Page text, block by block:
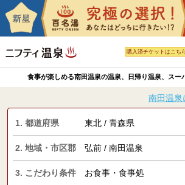
購入済チケットはこち
食事が楽しめる南田温泉の温泉、日帰り温泉、スー
南田温泉
1. 都道府県 東北 / 青森県
2. 地域・市区郡 弘前 / 南田温泉
3. こだわり条件 お食事・食事処